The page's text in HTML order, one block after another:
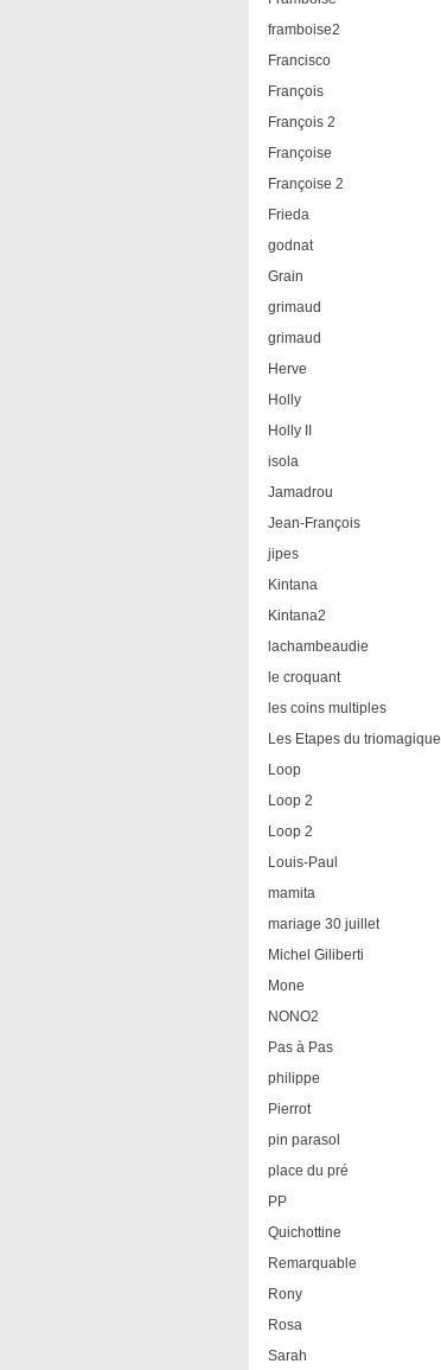
framboise2
Francisco
François
François 2
Françoise
Françoise 2
Frieda
godnat
Grain
grimaud
grimaud
Herve
Holly
Holly II
isola
Jamadrou
Jean-François
jipes
Kintana
Kintana2
lachambeaudie
le croquant
les coins multiples
Les Etapes du triomagique
Loop
Loop 2
Loop 2
Louis-Paul
mamita
mariage 30 juillet
Michel Giliberti
Mone
NONO2
Pas à Pas
philippe
Pierrot
pin parasol
place du pré
PP
Quichottine
Remarquable
Rony
Rosa
Sarah